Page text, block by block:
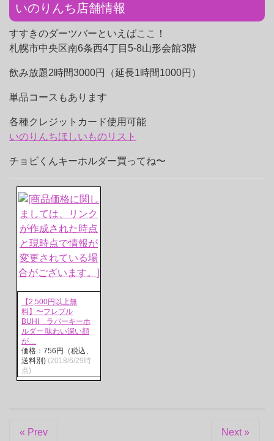
いのりんち店舗情報
すすきのダーツバーといえばここ！
札幌市中央区南6条西4丁目5-8山形会館3階
飲み放題2時間3000円（延長1時間1000円）
単品コースもあります
各種クレジットカード使用可能
いのりんちほしいものリスト
チョビくんキーホルダー買ってね〜
【2,500円以上無
料】〜フレブル
BUHI ラバーキーホ
ルダー 味わい深い顔
が…
価格：756円（税込、
送料別) (2018/6/29時
点)
« Prev Next »